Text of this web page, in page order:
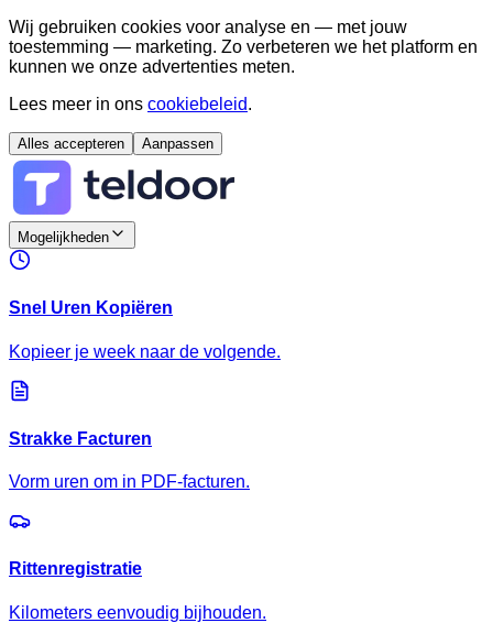
Wij gebruiken cookies voor analyse en — met jouw
toestemming — marketing. Zo verbeteren we het platform en
kunnen we onze advertenties meten.
Lees meer in ons cookiebeleid.
Alles accepteren Aanpassen
Mogelijkheden
Snel Uren Kopiëren
Kopieer je week naar de volgende.
Strakke Facturen
Vorm uren om in PDF-facturen.
Rittenregistratie
Kilometers eenvoudig bijhouden.